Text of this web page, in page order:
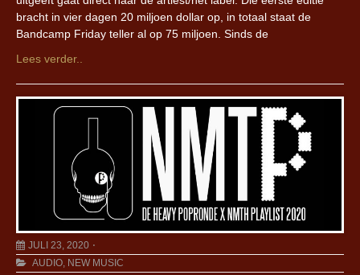
bracht in vier dagen 20 miljoen dollar op, in totaal staat de
Bandcamp Friday teller al op 75 miljoen. Sinds de
Lees verder..
JULI 23, 2020
AUDIO, NEW MUSIC